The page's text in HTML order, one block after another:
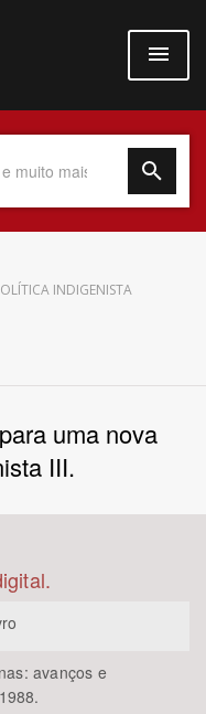
INDIGENISTA
uma nova
III.
avanços e